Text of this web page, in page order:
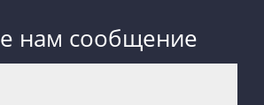
нам сообщение